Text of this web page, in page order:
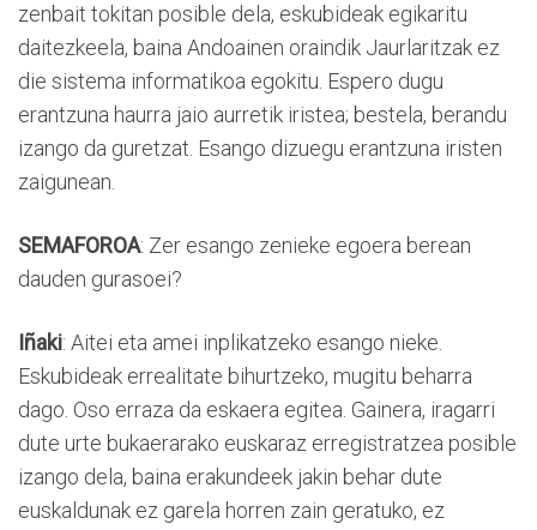
zenbait tokitan posible dela, eskubideak egikaritu
daitezkeela, baina Andoainen oraindik Jaurlaritzak ez
die sistema informatikoa egokitu. Espero dugu
erantzuna haurra jaio aurretik iristea; bestela, berandu
izango da guretzat. Esango dizuegu erantzuna iristen
zaigunean.
SEMAFOROA: Zer esango zenieke egoera berean
dauden gurasoei?
Iñaki: Aitei eta amei inplikatzeko esango nieke.
Eskubideak errealitate bihurtzeko, mugitu beharra
dago. Oso erraza da eskaera egitea. Gainera, iragarri
dute urte bukaerarako euskaraz erregistratzea posible
izango dela, baina erakundeek jakin behar dute
euskaldunak ez garela horren zain geratuko, ez